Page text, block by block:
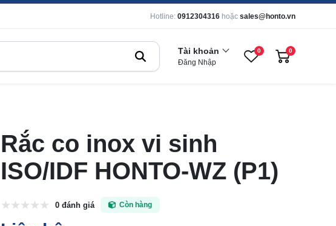
Hotline: 0912304316 hoặc sales@honto.vn
Tài khoản
Đăng Nhập
0 0
Rắc co inox vi sinh
ISO/IDF HONTO-WZ (P1)
0 đánh giá Còn hàng